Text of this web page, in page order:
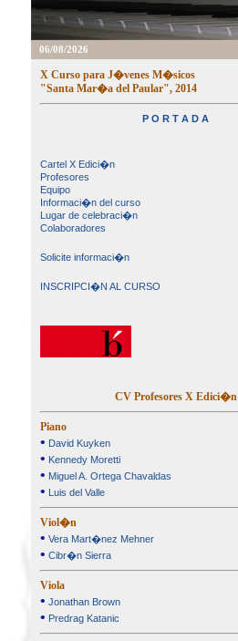
06/08/2026
X Curso para J�venes M�sicos
"Santa Mar�a del Paular", 2014
P O R T A D A
Cartel X Edici�n
Profesores
Equipo
Informaci�n del curso
Lugar de celebraci�n
Colaboradores
Solicite informaci�n
INSCRIPCI�N AL CURSO
CV Profesores X Edici�n
Piano
• David Kuyken
• Kennedy Moretti
• Miguel A. Ortega Chavaldas
• Luis del Valle
Viol�n
• Vera Mart�nez Mehner
• Cibr�n Sierra
Viola
• Jonathan Brown
• Predrag Katanic